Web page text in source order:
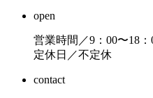
open
営業時間／9：00〜18：
定休日／不定休
contact